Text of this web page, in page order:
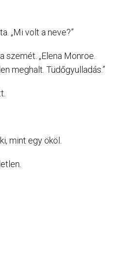
„Mi volt a neve?”
szemét. „Elena Monroe.
meghalt. Tüdőgyulladás.”
mint egy ököl.